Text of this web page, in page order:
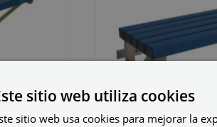
sitio web utiliza cookies
sitio web usa cookies para mejorar la